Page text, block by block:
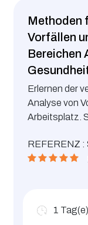
Methoden
Vorfällen
Bereichen
Erlernen der
Analyse von
Arbeitsplatz.
REFERENZ :
1 Tag(e)